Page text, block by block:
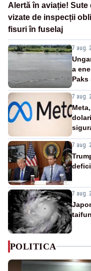
Alertă în aviație! Sute
vizate de inspecții
fisuri în fuselaj
7 aug.
a
Paks
7 aug.
7 aug.
7 aug.
POLITICA